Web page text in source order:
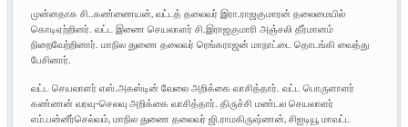
முன்னதாக சி..கண்ணையன், வட்டத் தலைவர் இரா.ராஜகுமாரன் தலைமையில்
கொடிஏற்றினர். வட்ட இணை செயலாளர் சி.இராஜகுமாரி அஞ்சலி தீர்மானம்
நிறைவேற்றினார். மாநில துணை தலைவர் ரெங்கராஜன் மாநாட்டை தொடங்கி வைத்து
பேசினார்.
வட்ட செயலாளர் எஸ்.அகஸ்டின் வேலை அறிக்கை வாசித்தார். வட்ட பொருளாளர்
கண்ணன் வரவு-செலவு அறிக்கை வாசித்தார். திருச்சி மண்டல செயலாளர்
எம்.பன்னீர்செல்வம், மாநில துணை தலைவர் ஜி.ராமகிருஷ்ணன், சிஐடியூ மாவட்ட